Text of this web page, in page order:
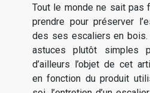
Tout le monde ne sait pas
prendre pour préserver
des ses escaliers en
astuces plutôt simples
d’ailleurs l’objet de cet
en fonction du produit